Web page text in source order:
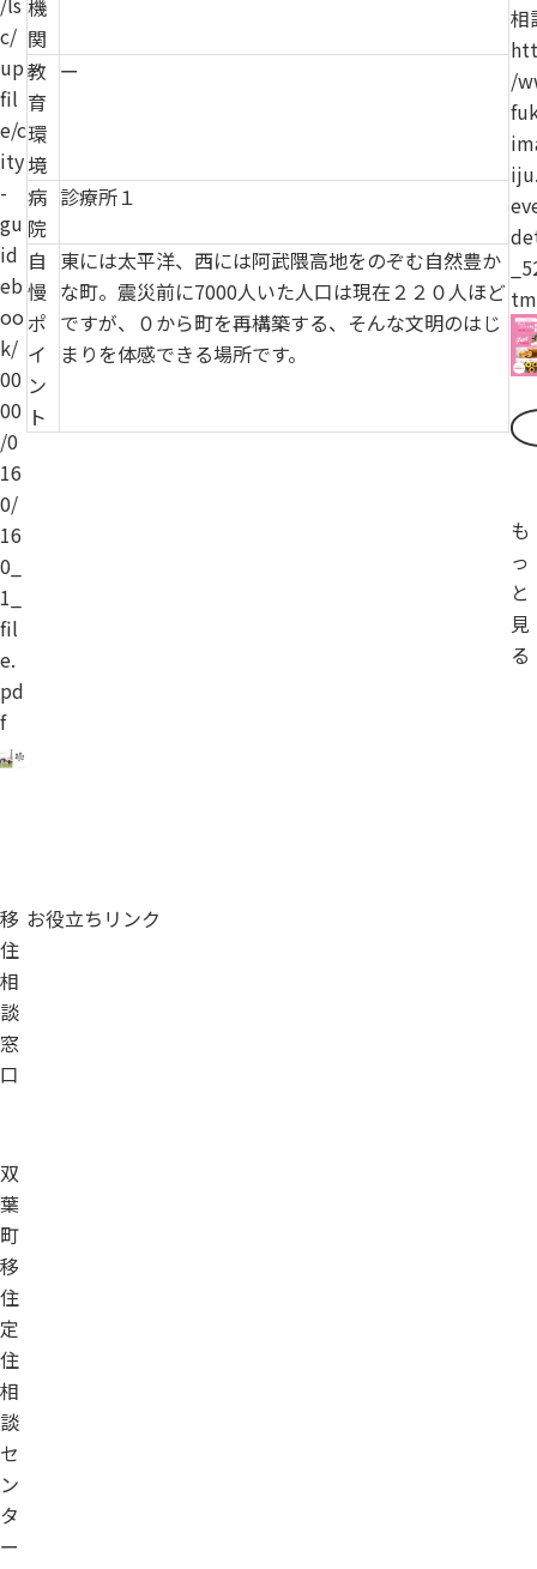
c/
up
fil
e/c
ity
-
gu
id
eb
oo
k/
00
00
/0
16
0/
16
0_
1_
fil
e.
pd
f
機
関
教
育
環
境
ー
病
院
診療所１
自
慢
ポ
イ
ン
ト
東には太平洋、西には阿武隈高地をのぞむ自然豊か
な町。震災前に7000人いた人口は現在２２０人ほど
ですが、０から町を再構築する、そんな文明のはじ
まりを体感できる場所です。
相
/
も
っ
と
見
る
移
住
相
談
窓
口
双
葉
町
移
住
定
住
相
談
セ
ン
タ
ー
お役立ちリンク